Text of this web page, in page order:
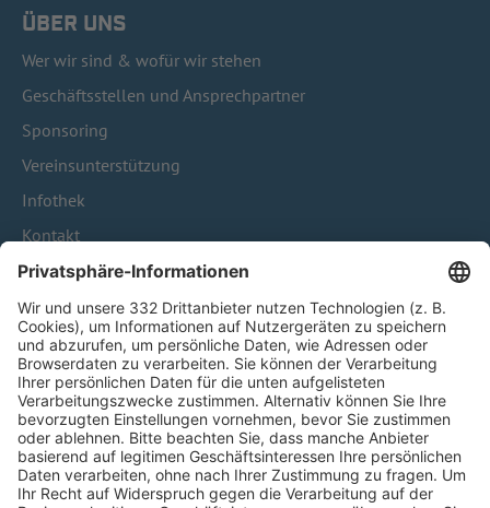
ÜBER UNS
Wer wir sind & wofür wir stehen
Geschäftsstellen und Ansprechpartner
Sponsoring
Vereinsunterstützung
Infothek
Kontakt
HÄUFIG BESUCHTE SEITEN
Pässe und Vereinswechsel
Trainerausbildung
Schulungsangebot Vereinsmitarbeiter
BFV-Geschäftsstellen
Trainerbörse